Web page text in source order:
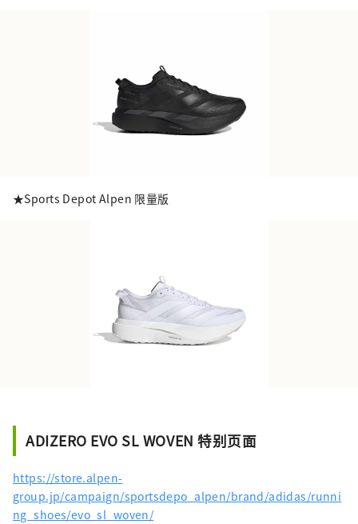
★Sports Depot Alpen 限量版
ADIZERO EVO SL WOVEN 特别页面
https://store.alpen-
group.jp/campaign/sportsdepo_alpen/brand/adidas/runni
ng_shoes/evo_sl_woven/